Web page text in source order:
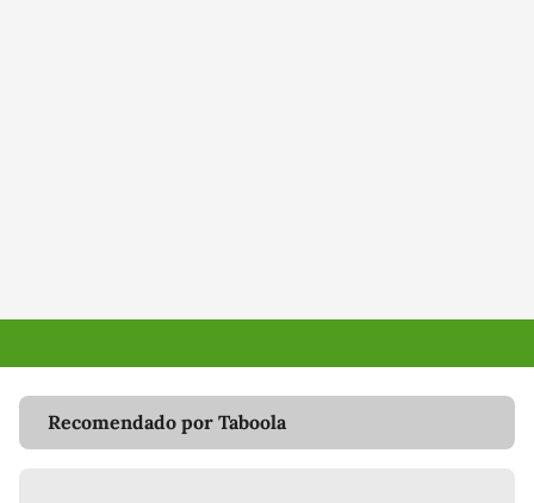
Recomendado por Taboola